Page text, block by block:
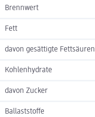
Brennwert
Fett
davon gesättigte Fettsäuren
Kohlenhydrate
davon Zucker
Ballaststoffe